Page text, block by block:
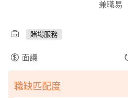
兼職易
賭場服務
面議
職缺匹配度